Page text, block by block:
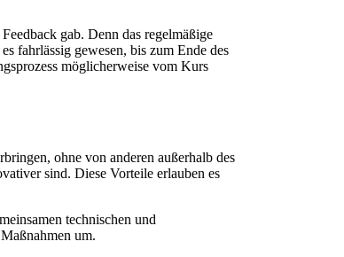
gab. Denn das regelmäßige
fahrlässig gewesen, bis zum Ende des
möglicherweise vom Kurs
ohne von anderen außerhalb des
sind. Diese Vorteile erlauben es
technischen und
um.